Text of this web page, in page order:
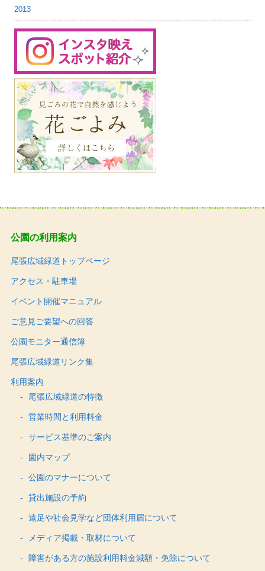
2013
公園の利用案内
尾張広域緑道トップページ
アクセス・駐車場
イベント開催マニュアル
ご意見ご要望への回答
公園モニター通信簿
尾張広域緑道リンク集
利用案内
尾張広域緑道の特徴
営業時間と利用料金
サービス基準のご案内
園内マップ
公園のマナーについて
貸出施設の予約
遠足や社会見学など団体利用届について
メディア掲載・取材について
障害がある方の施設利用料金減額・免除について